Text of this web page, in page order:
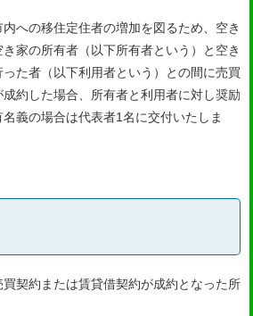
への移住定住者の増加を図るため、空き
家の所有者（以下所有者という）と空き
た者（以下利用者という）との間に売買
約した場合、所有者と利用者に対し奨励
義の場合は代表者1名に交付いたしま
契約または賃貸借契約が成約となった所